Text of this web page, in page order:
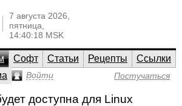
7 августа 2026,
пятница,
14:40:18 MSK
Софт Статьи Рецепты
Ссылки
Войти Постучаться
доступна для Linux